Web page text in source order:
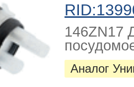
146ZN17
Аналог